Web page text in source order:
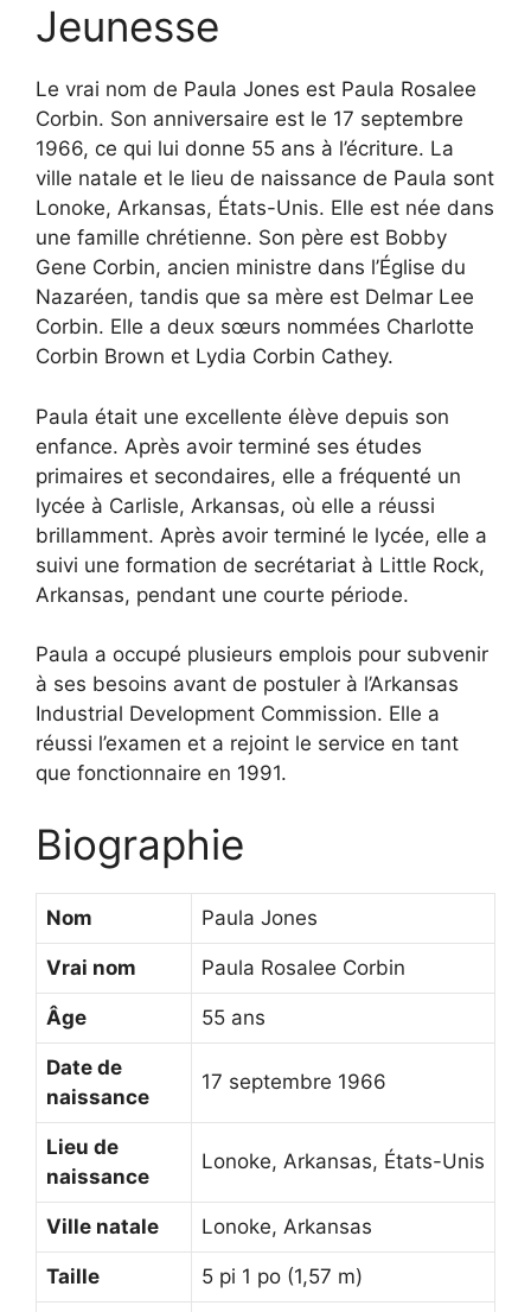
Jeunesse
Le vrai nom de Paula Jones est Paula Rosalee
Corbin. Son anniversaire est le 17 septembre
1966, ce qui lui donne 55 ans à l’écriture. La
ville natale et le lieu de naissance de Paula sont
Lonoke, Arkansas, États-Unis. Elle est née dans
une famille chrétienne. Son père est Bobby
Gene Corbin, ancien ministre dans l’Église du
Nazaréen, tandis que sa mère est Delmar Lee
Corbin. Elle a deux sœurs nommées Charlotte
Corbin Brown et Lydia Corbin Cathey.
Paula était une excellente élève depuis son
enfance. Après avoir terminé ses études
primaires et secondaires, elle a fréquenté un
lycée à Carlisle, Arkansas, où elle a réussi
brillamment. Après avoir terminé le lycée, elle a
suivi une formation de secrétariat à Little Rock,
Arkansas, pendant une courte période.
Paula a occupé plusieurs emplois pour subvenir
à ses besoins avant de postuler à l’Arkansas
Industrial Development Commission. Elle a
réussi l’examen et a rejoint le service en tant
que fonctionnaire en 1991.
Biographie
Nom Paula Jones
Vrai nom Paula Rosalee Corbin
Âge 55 ans
Date de
naissance
17 septembre 1966
Lieu de
naissance
Lonoke, Arkansas, États-Unis
Ville natale Lonoke, Arkansas
Taille 5 pi 1 po (1,57 m)